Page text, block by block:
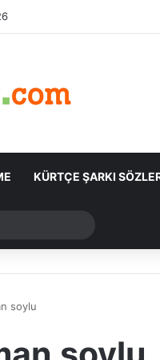
KÜRTÇE ŞARKI
yap
soylu